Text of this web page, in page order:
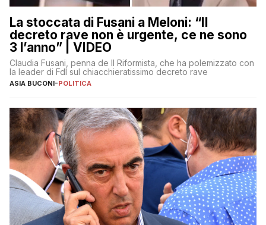
La stoccata di Fusani a Meloni: “Il
decreto rave non è urgente, ce ne sono
3 l’anno” | VIDEO
Claudia Fusani, penna de Il Riformista, che ha polemizzato con
la leader di FdI sul chiacchieratissimo decreto rave
ASIA BUCONI-POLITICA